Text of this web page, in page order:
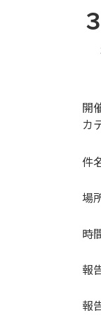
開
カ
件
場
時
報
報